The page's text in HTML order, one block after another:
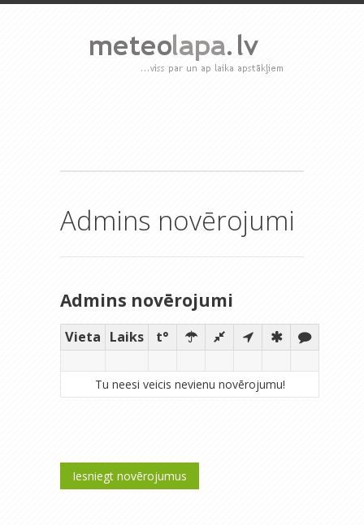
Admins novērojumi
Admins novērojumi
Vieta Laiks t°
Tu neesi veicis nevienu novērojumu!
Iesniegt novērojumus